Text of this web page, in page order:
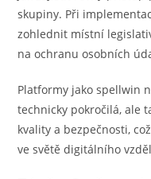
skupiny. Při
zohlednit místní
na ochranu osobních
Platformy jako spellwin
technicky pokročilá, ale
kvality a bezpečnosti,
ve světě digitálního